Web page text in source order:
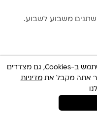
משבוע לשבוע.
IWP
כדי לשפר את החוויה שלכם, האתר משתמש ב-Cookies, גם מצדדים
אתה מקבל אתמדיניות